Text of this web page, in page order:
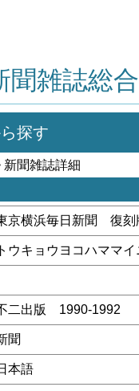
聞雑誌総
探す
新聞雑誌詳細
京横浜毎日新聞 復刻
トウキョウヨコハママ
二出版 1990-1992
聞
本語